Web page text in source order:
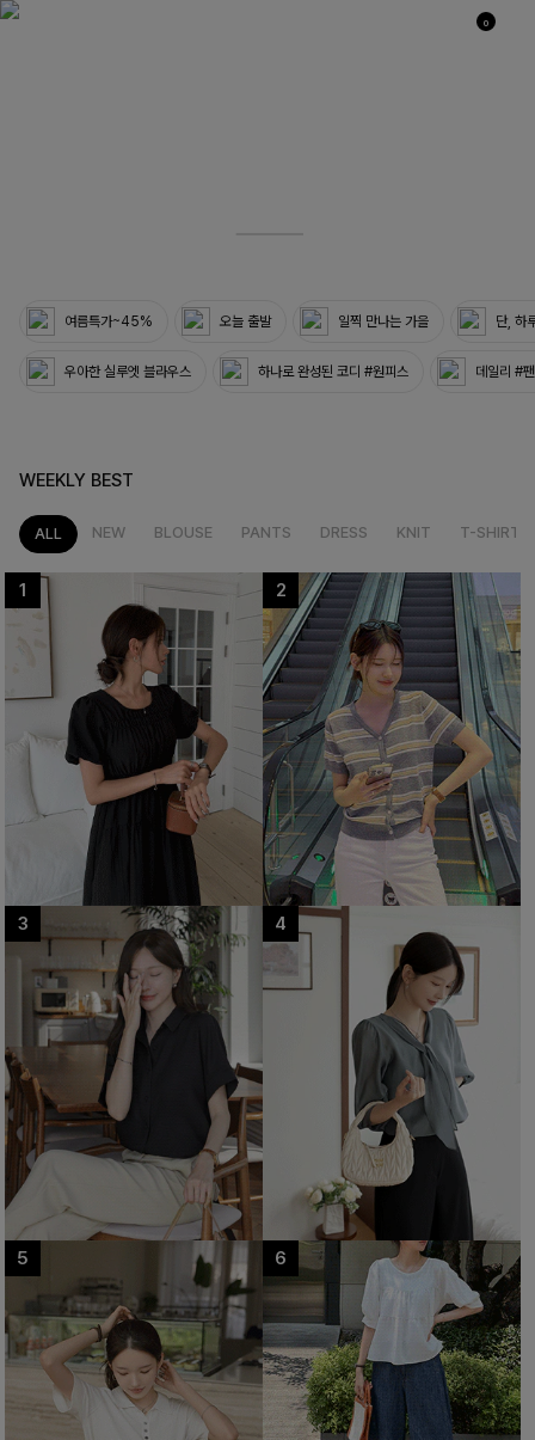
0
여름특가~45% 오늘 출발 일찍 만나는 가을 단, 하
우아한 실루엣 블라우스 하나로 완성된 코디 #원피스 데일리 #
WEEKLY BEST
ALL NEW BLOUSE PANTS DRESS KNIT T-SHIRT